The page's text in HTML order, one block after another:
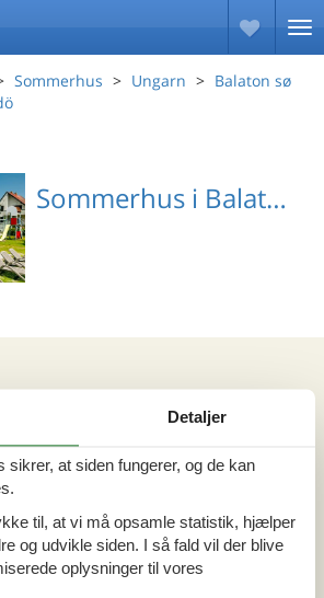
Sommerhus Ungarn
Balaton sø
Sommerhus i Balatonmariafurdö
Detaljer
sikrer, at siden fungerer, og de kan
til, at vi må opsamle statistik, hjælper
og udvikle siden. I så fald vil der blive
oplysninger til vores